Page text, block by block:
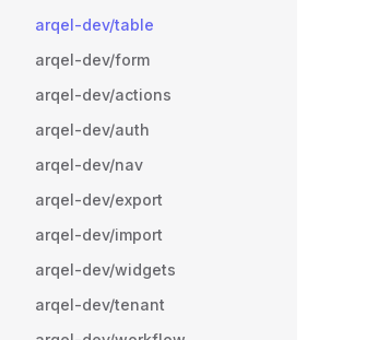
arqel-dev/table
arqel-dev/form
arqel-dev/actions
arqel-dev/auth
arqel-dev/nav
arqel-dev/export
arqel-dev/import
arqel-dev/widgets
arqel-dev/tenant